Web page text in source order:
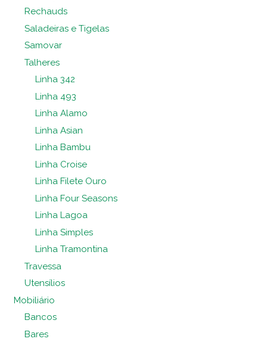
Rechauds
Saladeiras e Tigelas
Samovar
Talheres
Linha 342
Linha 493
Linha Alamo
Linha Asian
Linha Bambu
Linha Croise
Linha Filete Ouro
Linha Four Seasons
Linha Lagoa
Linha Simples
Linha Tramontina
Travessa
Utensílios
Mobiliário
Bancos
Bares